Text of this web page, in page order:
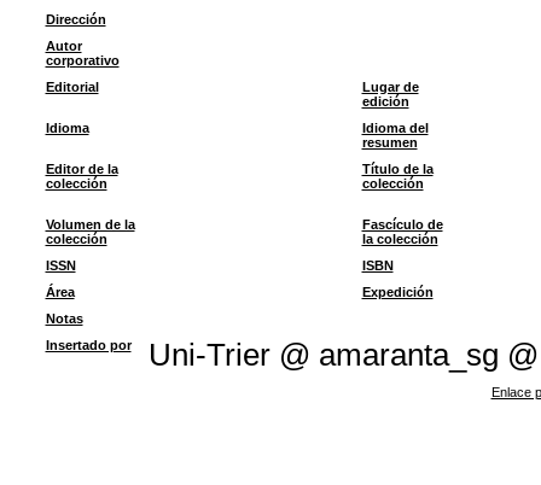
Dirección
Autor
corporativo
Editorial
Lugar de
edición
Idioma
Idioma del
resumen
Editor de la
colección
Título de la
colección
Volumen de la
colección
Fascículo de
la colección
ISSN
ISBN
Área
Expedición
Notas
Insertado por
Uni-Trier @ amaranta_sg @
Enlace